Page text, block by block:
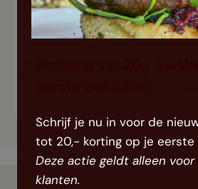
11,99 10,19
Schrijf je nu in voor de
tot 20,- korting op je eerste
Deze actie geldt alleen voor
klanten.